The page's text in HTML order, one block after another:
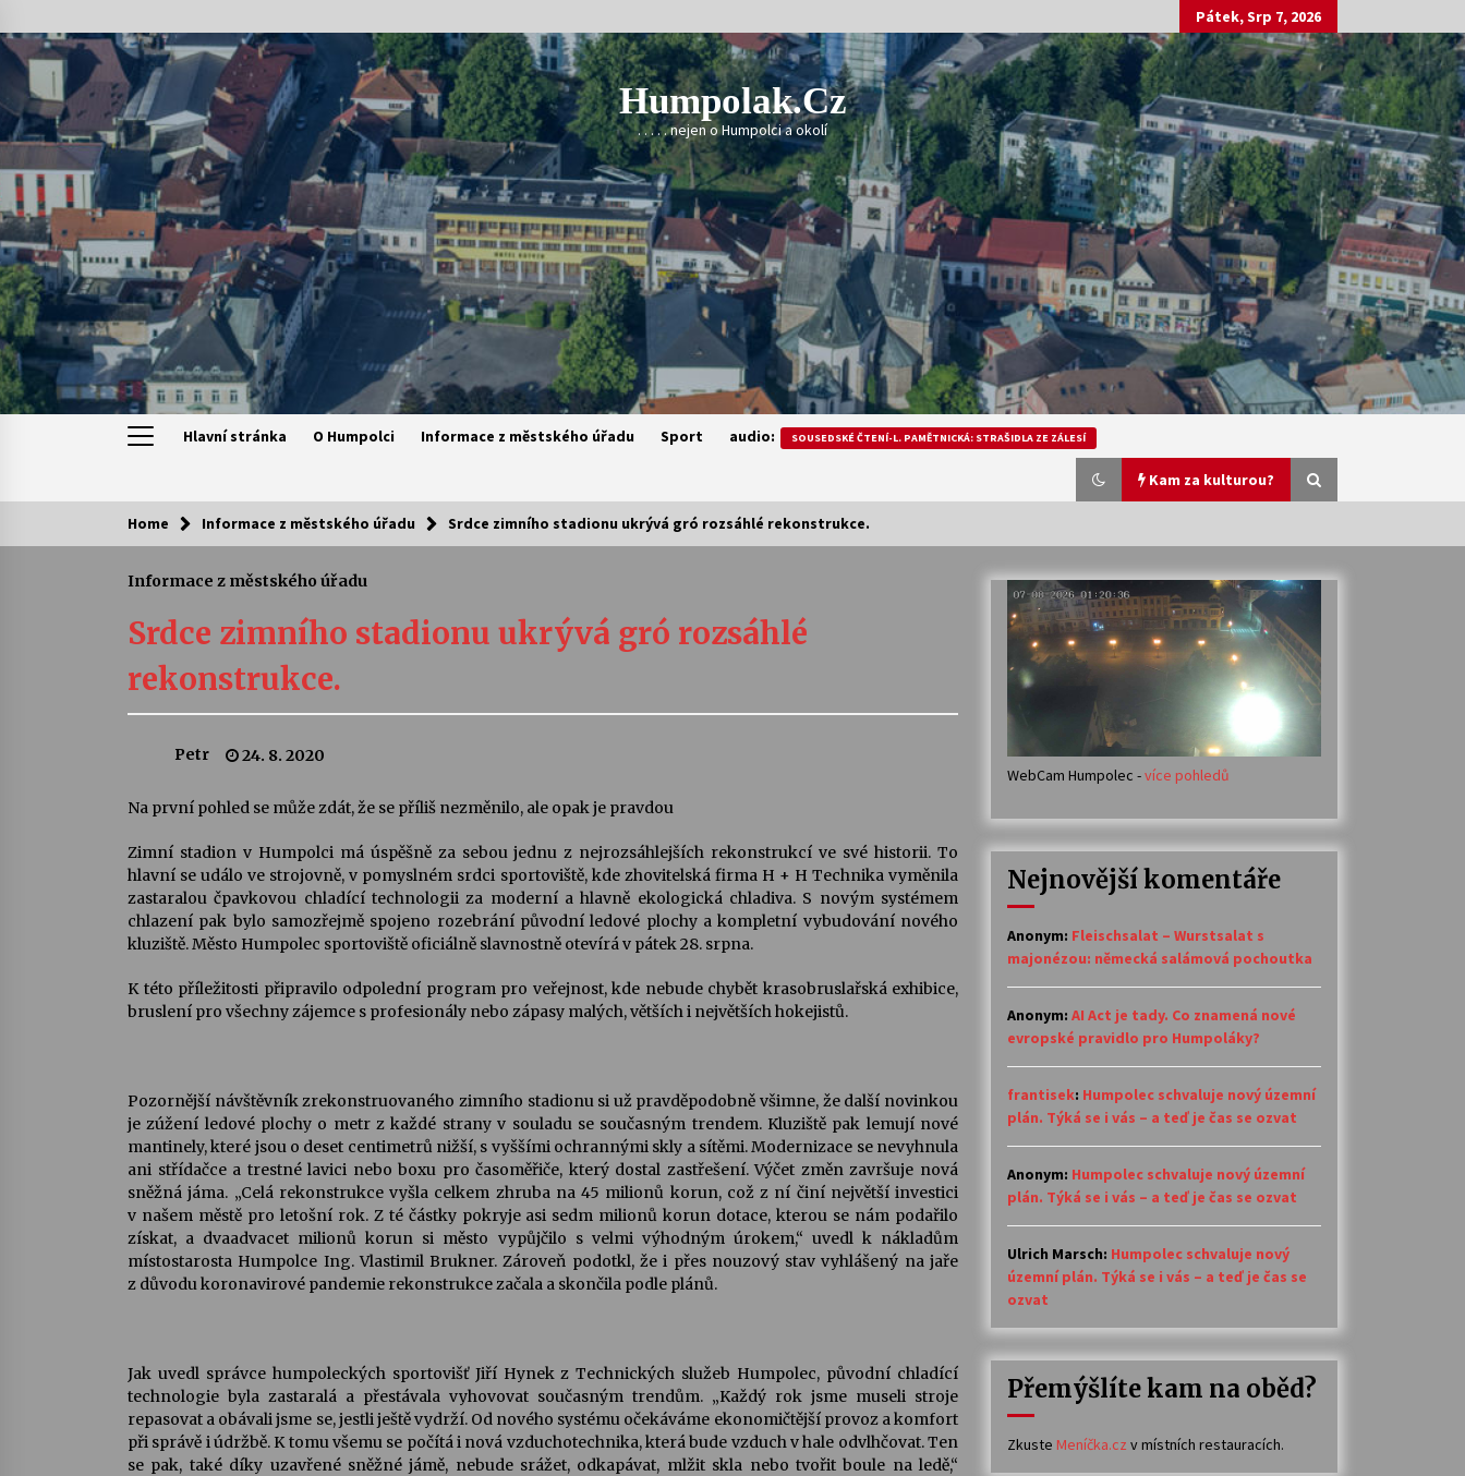
to
content
Pátek, Srp 7, 2026
Humpolak.cz
. . . . . nejen o Humpolci a okolí
Hlavní stránka O Humpolci Informace z městského úřadu Sport audio: SOUSEDSKÉ ČTENÍ-L. PAMĚTNICKÁ: STRAŠIDLA ZE ZÁLESÍ
Kam za kulturou?
Kam za kulturou?
Camerata a Sukuba Ensemble
4. 8. 2026
Stávám se kapkou
30. 7. 2026
Veselí muzikanti
30. 7. 2026
Quijotova šedesátka: 28. 7.–1. 8.
28. 7. 2026
Kolchoz a Jenakaši
Votavžatský ploty
23. 7. 2026
Letní koncerty ve Stromovce: Rufus
22. 7. 2026
14. 7. 2026
Za kulturou kousek za Humpolec. V
Želivě ožije odkaz Josefa Čapka
13. 7. 2026
Varhanní recitál Michala Novenka v
Klášteře Želiv
3. 7. 2026
30. 6. 2026
Home Informace z městského úřadu Srdce zimního stadionu ukrývá gró rozsáhlé rekonstrukce.
Informace z městského úřadu
Srdce zimního stadionu ukrývá gró rozsáhlé
rekonstrukce.
Petr 24. 8. 2020
Na první pohled se může zdát, že se příliš nezměnilo, ale opak je pravdou
Zimní stadion v Humpolci má úspěšně za sebou jednu z nejrozsáhlejších rekonstrukcí ve své historii. To
hlavní se událo ve strojovně, v pomyslném srdci sportoviště, kde zhovitelská firma H + H Technika vyměnila
zastaralou čpavkovou chladící technologii za moderní a hlavně ekologická chladiva. S novým systémem
chlazení pak bylo samozřejmě spojeno rozebrání původní ledové plochy a kompletní vybudování nového
kluziště. Město Humpolec sportoviště oficiálně slavnostně otevírá v pátek 28. srpna.
K této příležitosti připravilo odpolední program pro veřejnost, kde nebude chybět krasobruslařská exhibice,
bruslení pro všechny zájemce s profesionály nebo zápasy malých, větších i největších hokejistů.
Pozornější návštěvník zrekonstruovaného zimního stadionu si už pravděpodobně všimne, že další novinkou
je zúžení ledové plochy o metr z každé strany v souladu se současným trendem. Kluziště pak lemují nové
mantinely, které jsou o deset centimetrů nižší, s vyššími ochrannými skly a sítěmi. Modernizace se nevyhnula
ani střídačce a trestné lavici nebo boxu pro časoměřiče, který dostal zastřešení. Výčet změn završuje nová
sněžná jáma. „Celá rekonstrukce vyšla celkem zhruba na 45 milionů korun, což z ní činí největší investici
v našem městě pro letošní rok. Z té částky pokryje asi sedm milionů korun dotace, kterou se nám podařilo
získat, a dvaadvacet milionů korun si město vypůjčilo s velmi výhodným úrokem,“ uvedl k nákladům
místostarosta Humpolce Ing. Vlastimil Brukner. Zároveň podotkl, že i přes nouzový stav vyhlášený na jaře
z důvodu koronavirové pandemie rekonstrukce začala a skončila podle plánů.
Jak uvedl správce humpoleckých sportovišť Jiří Hynek z Technických služeb Humpolec, původní chladící
technologie byla zastaralá a přestávala vyhovovat současným trendům. „Každý rok jsme museli stroje
repasovat a obávali jsme se, jestli ještě vydrží. Od nového systému očekáváme ekonomičtější provoz a komfort
při správě i údržbě. K tomu všemu se počítá i nová vzduchotechnika, která bude vzduch v hale odvlhčovat. Ten
se pak, také díky uzavřené sněžné jámě, nebude srážet, odkapávat, mlžit skla nebo tvořit boule na ledě,“
WebCam Humpolec -více pohledů
Nejnovější komentáře
Anonym: Fleischsalat – Wurstsalat s
majonézou: německá salámová pochoutka
Anonym: AI Act je tady. Co znamená nové
evropské pravidlo pro Humpoláky?
frantisek: Humpolec schvaluje nový územní
plán. Týká se i vás – a teď je čas se ozvat
Anonym: Humpolec schvaluje nový územní
plán. Týká se i vás – a teď je čas se ozvat
Ulrich Marsch: Humpolec schvaluje nový
územní plán. Týká se i vás – a teď je čas se
ozvat
Přemýšlíte kam na oběd?
Zkuste Meníčka.cz v místních restauracích.